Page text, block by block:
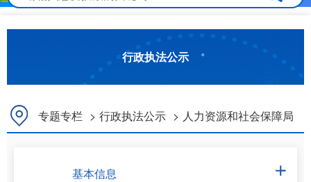
行政执法公示
专题专栏 > 行政执法公示 > 人力资源和社会保障局
基本信息 